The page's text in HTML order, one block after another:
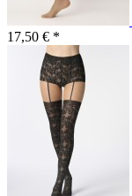
17,50 € *